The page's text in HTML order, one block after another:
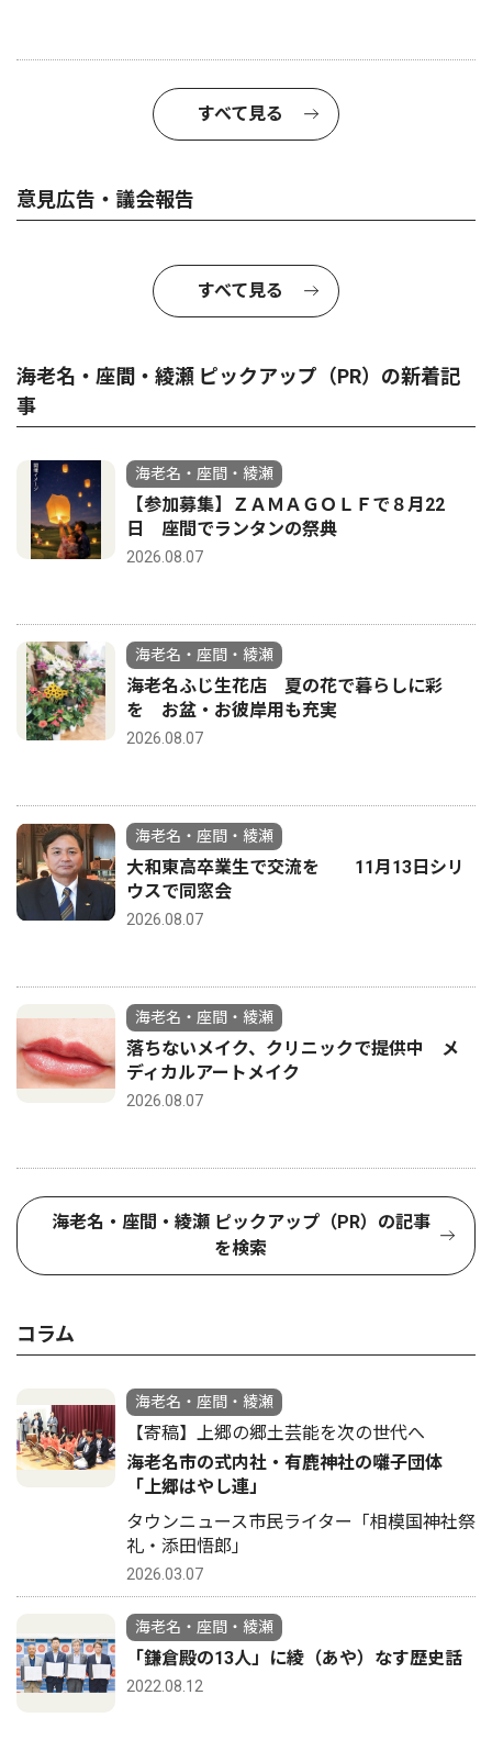
すべて見る
意見広告・議会報告
すべて見る
海老名・座間・綾瀬 ピックアップ（PR）の新着記
事
海老名・座間・綾瀬
【参加募集】ＺＡＭＡＧＯＬＦで８月22
日 座間でランタンの祭典
2026.08.07
海老名・座間・綾瀬
海老名ふじ生花店 夏の花で暮らしに彩
を お盆・お彼岸用も充実
2026.08.07
海老名・座間・綾瀬
大和東高卒業生で交流を 11月13日シリ
ウスで同窓会
2026.08.07
海老名・座間・綾瀬
落ちないメイク、クリニックで提供中 メ
ディカルアートメイク
2026.08.07
海老名・座間・綾瀬 ピックアップ（PR）の記事
を検索
コラム
海老名・座間・綾瀬
【寄稿】上郷の郷土芸能を次の世代へ
海老名市の式内社・有鹿神社の囃子団体
「上郷はやし連」
タウンニュース市民ライター「相模国神社祭
礼・添田悟郎」
2026.03.07
海老名・座間・綾瀬
「鎌倉殿の13人」に綾（あや）なす歴史話
2022.08.12